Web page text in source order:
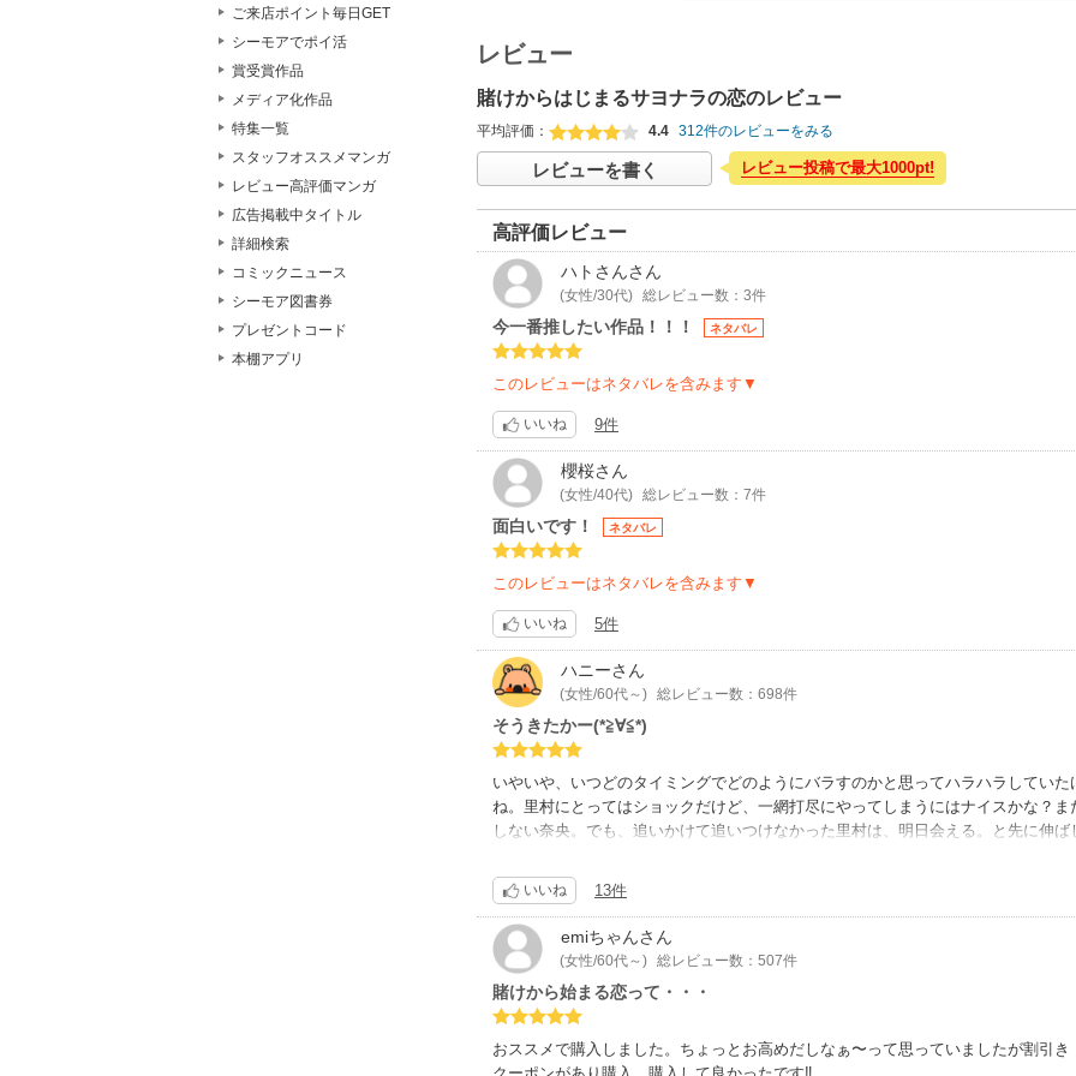
ご来店ポイント毎日GET
シーモアでポイ活
賞受賞作品
メディア化作品
特集一覧
スタッフオススメマンガ
レビュー高評価マンガ
広告掲載中タイトル
詳細検索
コミックニュース
シーモア図書券
プレゼントコード
本棚アプリ
レビュー
賭けからはじまるサヨナラの恋のレビュー
平均評価： 4.4 312件のレビューをみる
レビューを書く レビュー投稿で最大1000pt!
高評価レビュー
ハトさんさん
(女性/30代) 総レビュー数：3件
今一番推したい作品！！！ ネタバレ
このレビューはネタバレを含みます▼
いいね 9件
櫻桜さん
(女性/40代) 総レビュー数：7件
面白いです！ ネタバレ
このレビューはネタバレを含みます▼
いいね 5件
ハニーさん
(女性/60代～) 総レビュー数：698件
そうきたかー(*≧∀≦*)
いやいや、いつどのタイミングでどのようにバラすのかと思ってハラハラしてい
ね。里村にとってはショックだけど、一網打尽にやってしまうにはナイスかな？ま
しない奈央。でも、追いかけて追いつけなかった里村は、明日会える。と先に伸
挙げ句、退職を知ることになり2ヶ月もお付き合いがあったのに、家も知らない
同情したけど、詰めが甘かったねー。まぁそういうところも奈央にとってはズギ
うなるのかハラハラきゅんきして目が離せなくてめちゃくちゃ面白かった！欲を言
日々を見たかったなぁ〜。最後の原作書き下ろしももっとその先を読みたかったで
いいね 13件
emiちゃんさん
(女性/60代～) 総レビュー数：507件
賭けから始まる恋って・・・
おススメで購入しました。ちょっとお高めだしなぁ〜って思っていましたが割引き